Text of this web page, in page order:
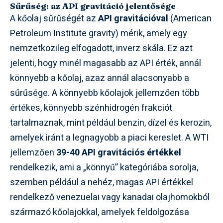
Sűrűség: az API gravitáció jelentősége
A kőolaj sűrűségét azAPI gravitációval (American
Petroleum Institute gravity) mérik, amely egy
nemzetközileg elfogadott, inverz skála. Ez azt
jelenti, hogy minél magasabb az API érték, annál
könnyebb a kőolaj, azaz annál alacsonyabb a
sűrűsége. A könnyebb kőolajok jellemzően több
értékes, könnyebb szénhidrogén frakciót
tartalmaznak, mint például benzin, dízel és kerozin,
amelyek iránt a legnagyobb a piaci kereslet. A WTI
jellemzően 39-40 API gravitációs értékkel
rendelkezik, ami a „könnyű” kategóriába sorolja,
szemben például a nehéz, magas API értékkel
rendelkező venezuelai vagy kanadai olajhomokból
származó kőolajokkal, amelyek feldolgozása